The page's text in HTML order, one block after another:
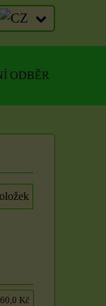
ODBĚR
60,0 Kč